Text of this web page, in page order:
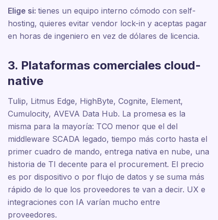
Elige si: tienes un equipo interno cómodo con self-
hosting, quieres evitar vendor lock-in y aceptas pagar
en horas de ingeniero en vez de dólares de licencia.
3. Plataformas comerciales cloud-
native
Tulip, Litmus Edge, HighByte, Cognite, Element,
Cumulocity, AVEVA Data Hub. La promesa es la
misma para la mayoría: TCO menor que el del
middleware SCADA legado, tiempo más corto hasta el
primer cuadro de mando, entrega nativa en nube, una
historia de TI decente para el procurement. El precio
es por dispositivo o por flujo de datos y se suma más
rápido de lo que los proveedores te van a decir. UX e
integraciones con IA varían mucho entre
proveedores.